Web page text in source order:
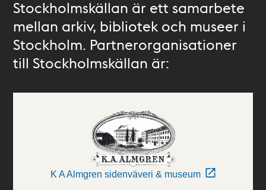
Stockholmskällan är ett samarbete
mellan arkiv, bibliotek och museer i
Stockholm. Partnerorganisationer
till Stockholmskällan är:
K A Almgren sidenväveri & museum